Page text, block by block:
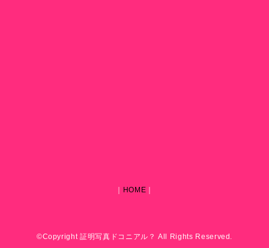
HOME
©Copyright 証明写真ドコニアル？ All Rights Reserved.